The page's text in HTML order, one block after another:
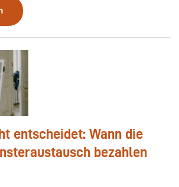
entscheidet: Wann die
bezahlen